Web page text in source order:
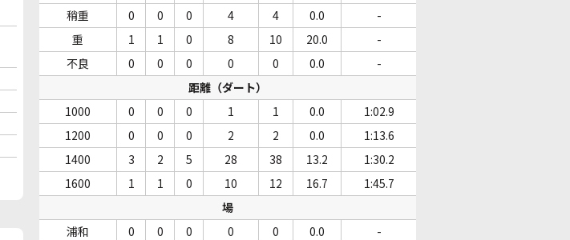
稍重
0 0 0 4 4 0.0
-
重
1 1 0 8 10 20.0
-
不良
0 0 0 0 0 0.0
-
距離（ダート）
1000
0 0 0 1 1 0.0
1:02.9
1200
0 0 0 2 2 0.0
1:13.6
1400
3 2 5 28 38 13.2
1:30.2
1600
1 1 0 10 12 16.7
1:45.7
場
浦和
0 0 0 0 0 0.0
-